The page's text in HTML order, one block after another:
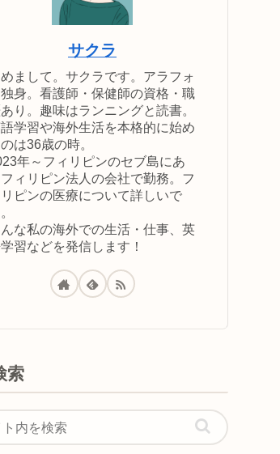
サクラ
まして。サクラです。アラフォ
身。看護師・保健師の資格・職
り。趣味はランニングと読書。
学習や海外生活を本格的に始め
は36歳の時。
年～フィリピンのセブ島にあ
ィリピン法人の会社で勤務。フ
リピンの医療について詳しいで
な私の海外での生活・仕事、英
習などを発信します！
索